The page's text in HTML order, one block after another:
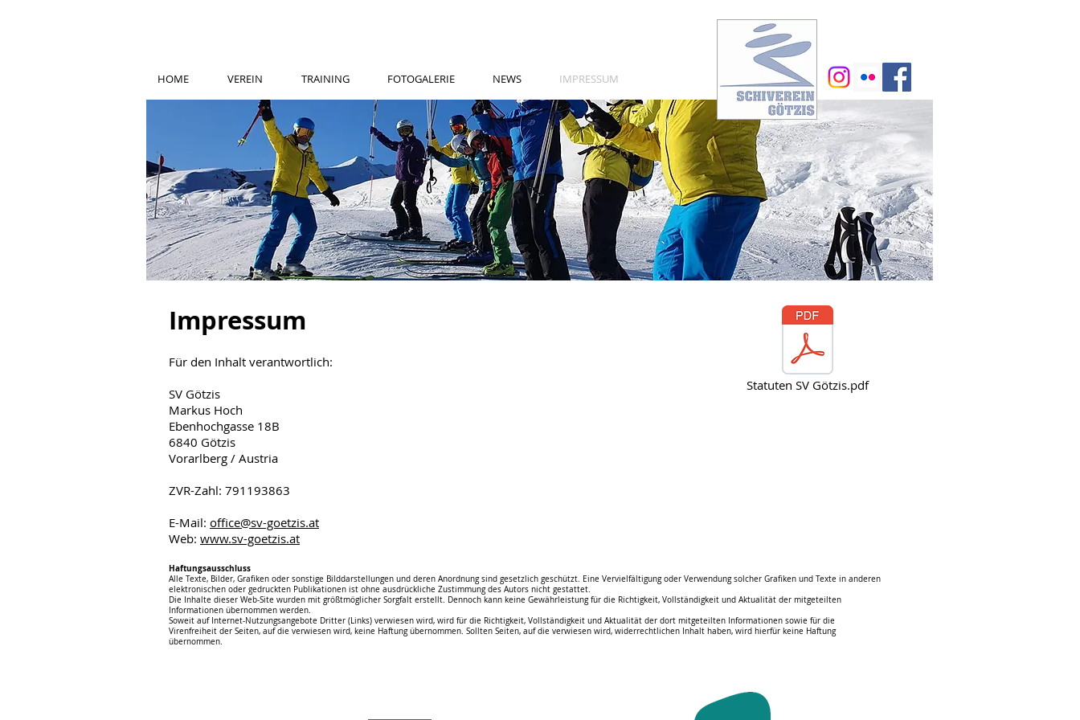
HOME VEREIN TRAINING FOTOGALERIE NEWS IMPRESSUM
Impressum
Für den Inhalt verantwortlich:
SV Götzis
Markus Hoch
Ebenhochgasse 18B
6840 Götzis
Vorarlberg / Austria
ZVR-Zahl: 791193863
E-Mail: office@sv-goetzis.at
Web: www.sv-goetzis.at
Haftungsausschluss
Alle Texte, Bilder, Grafiken oder sonstige Bilddarstellungen und deren Anordnung sind gesetzlich geschützt. Eine Vervielfältigung oder Verwendung solcher Grafiken und Texte in anderen
elektronischen oder gedruckten Publikationen ist ohne ausdrückliche Zustimmung des Autors nicht gestattet.
Die Inhalte dieser Web-Site wurden mit größtmöglicher Sorgfalt erstellt. Dennoch kann keine Gewährleistung für die Richtigkeit, Vollständigkeit und Aktualität der mitgeteilten
Informationen übernommen werden.
Soweit auf Internet-Nutzungsangebote Dritter (Links) verwiesen wird, wird für die Richtigkeit, Vollständigkeit und Aktualität der dort mitgeteilten Informationen sowie für die
Virenfreiheit der Seiten, auf die verwiesen wird, keine Haftung übernommen. Sollten Seiten, auf die verwiesen wird, widerrechtlichen Inhalt haben, wird hierfür keine Haftung
übernommen.
Statuten SV Götzis.pdf